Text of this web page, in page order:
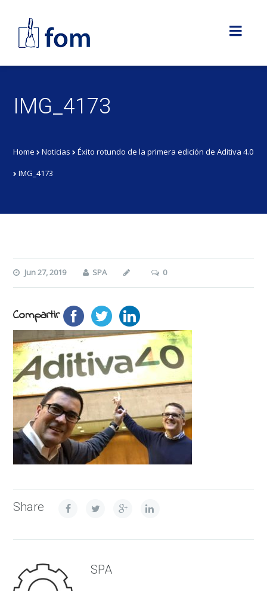
IMG_4173
Home Noticias
Éxito rotundo de la primera edición de Aditiva 4.0
IMG_4173
Jun 27, 2019 SPA 0
Compartir
Share
SPA